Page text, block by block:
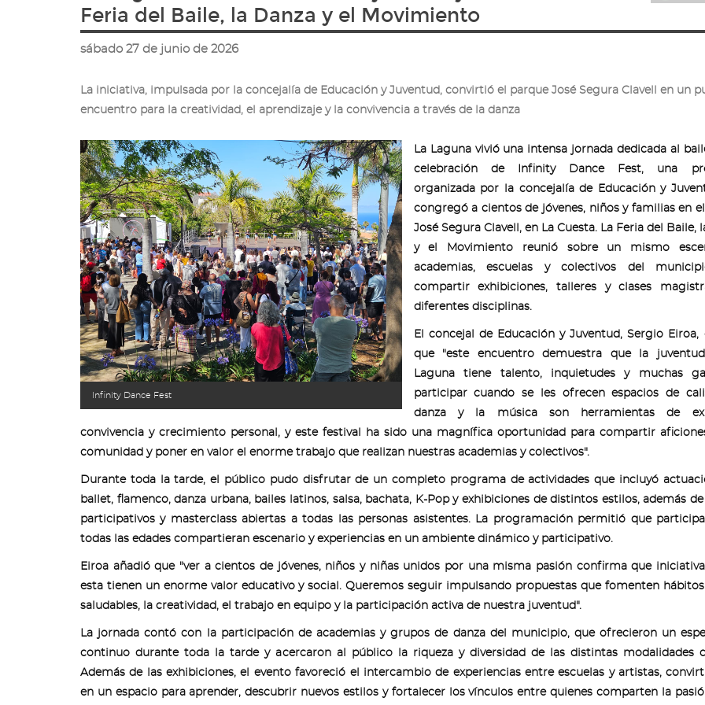
a
la
página
inicio
Feria del Baile, la Danza y el Movimiento
sábado 27 de junio de 2026
La iniciativa, impulsada por la concejalía de Educación y Juventud, convirtió el parque José Segura Clavell en un
encuentro para la creatividad, el aprendizaje y la convivencia a través de la danza
Infinity Dance Fest
La Laguna vivió una intensa jornada dedicada al
celebración de Infinity Dance Fest, una
organizada por la concejalía de Educación y
congregó a cientos de jóvenes, niños y familias en
José Segura Clavell, en La Cuesta. La Feria del Baile,
y el Movimiento reunió sobre un mismo
academias, escuelas y colectivos del
compartir exhibiciones, talleres y clases
diferentes disciplinas.
El concejal de Educación y Juventud, Sergio Eiroa,
que "este encuentro demuestra que la
Laguna tiene talento, inquietudes y muchas
participar cuando se les ofrecen espacios de
danza y la música son herramientas de
convivencia y crecimiento personal, y este festival ha sido una magnífica oportunidad para compartir
comunidad y poner en valor el enorme trabajo que realizan nuestras academias y colectivos".
Durante toda la tarde, el público pudo disfrutar de un completo programa de actividades que incluyó
ballet, flamenco, danza urbana, bailes latinos, salsa, bachata, K-Pop y exhibiciones de distintos estilos, además
participativos y masterclass abiertas a todas las personas asistentes. La programación permitió que
todas las edades compartieran escenario y experiencias en un ambiente dinámico y participativo.
Eiroa añadió que "ver a cientos de jóvenes, niños y niñas unidos por una misma pasión confirma que
esta tienen un enorme valor educativo y social. Queremos seguir impulsando propuestas que fomenten
saludables, la creatividad, el trabajo en equipo y la participación activa de nuestra juventud".
La jornada contó con la participación de academias y grupos de danza del municipio, que ofrecieron un
continuo durante toda la tarde y acercaron al público la riqueza y diversidad de las distintas modalidades
Además de las exhibiciones, el evento favoreció el intercambio de experiencias entre escuelas y artistas,
en un espacio para aprender, descubrir nuevos estilos y fortalecer los vínculos entre quienes comparten la